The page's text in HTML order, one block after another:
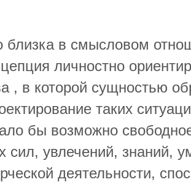
близка в смысловом
личностно
, в которой сущностью
таких
бы возможно
сил, увлечений, знаний,
деятельности,